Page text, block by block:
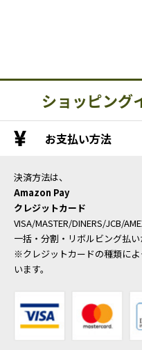
ショッピング
お支払い方法
決済方法は、
Amazon Pay
クレジットカード
VISA/MASTER/DINERS/JCB/
一括・分割・リボルビング払
※クレジットカードの種類に
います。